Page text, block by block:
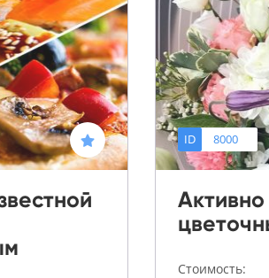
ID 8000
Стоимость: